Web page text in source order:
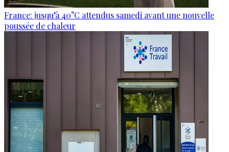
France: jusqu’à 40°C attendus samedi avant une nouvelle
poussée de chaleur